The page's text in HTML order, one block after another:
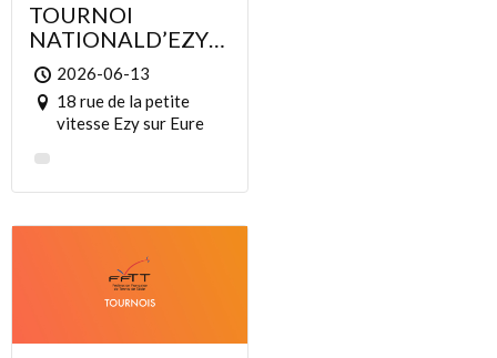
TOURNOI
NATIONALD’EZY
SUR EURE ”
Challenge Domique
Verdier “
2026-06-13
18 rue de la petite
vitesse Ezy sur Eure